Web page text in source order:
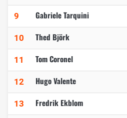
9 Gabriele Tarquini
10 Thed Björk
11 Tom Coronel
12 Hugo Valente
13 Fredrik Ekblom